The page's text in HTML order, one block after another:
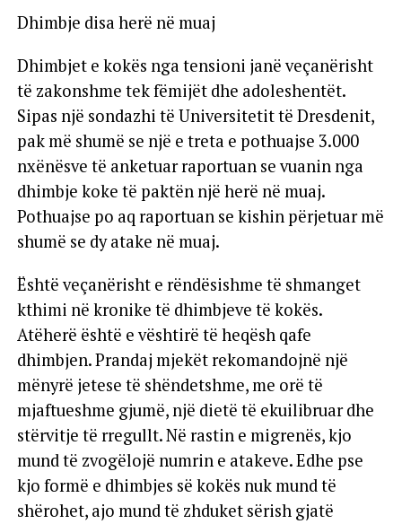
Dhimbje disa herë në muaj
Dhimbjet e kokës nga tensioni janë veçanërisht
të zakonshme tek fëmijët dhe adoleshentët.
Sipas një sondazhi të Universitetit të Dresdenit,
pak më shumë se një e treta e pothuajse 3.000
nxënësve të anketuar raportuan se vuanin nga
dhimbje koke të paktën një herë në muaj.
Pothuajse po aq raportuan se kishin përjetuar më
shumë se dy atake në muaj.
Është veçanërisht e rëndësishme të shmanget
kthimi në kronike të dhimbjeve të kokës.
Atëherë është e vështirë të heqësh qafe
dhimbjen. Prandaj mjekët rekomandojnë një
mënyrë jetese të shëndetshme, me orë të
mjaftueshme gjumë, një dietë të ekuilibruar dhe
stërvitje të rregullt. Në rastin e migrenës, kjo
mund të zvogëlojë numrin e atakeve. Edhe pse
kjo formë e dhimbjes së kokës nuk mund të
shërohet, ajo mund të zhduket sërish gjatë